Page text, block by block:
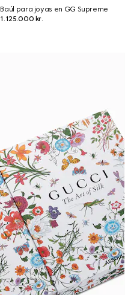
Baúl para joyas en GG Supreme
1.125.000 kr.